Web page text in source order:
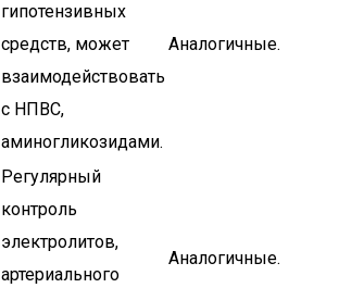
гипотензивных
средств, может
взаимодействовать
с НПВС,
аминогликозидами.
Аналогичные.
Регулярный
контроль
электролитов,
артериального
Аналогичные.